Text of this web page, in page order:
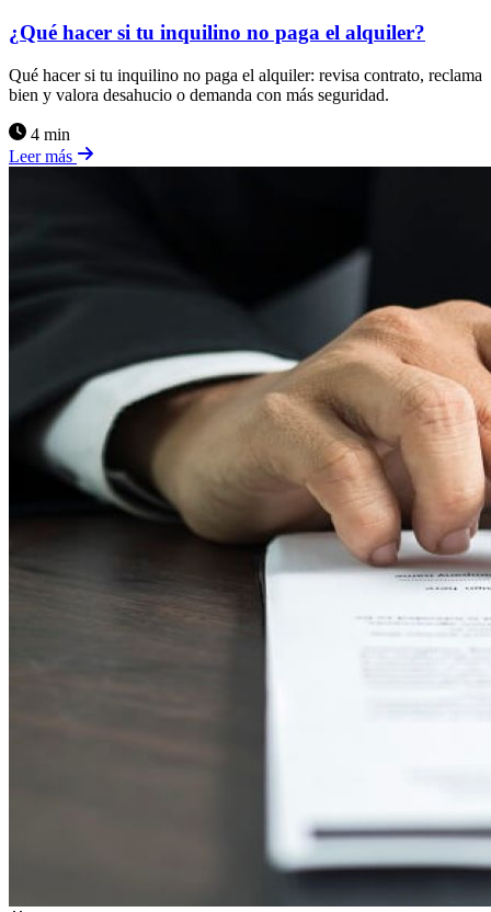
¿Qué hacer si tu inquilino no paga el alquiler?
Qué hacer si tu inquilino no paga el alquiler: revisa contrato, reclama
bien y valora desahucio o demanda con más seguridad.
4 min
Leer más